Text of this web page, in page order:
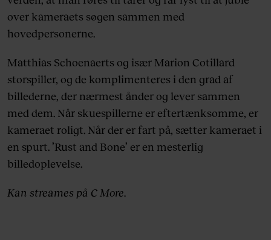
over kameraets søgen sammen med
hovedpersonerne.
Matthias Schoenaerts og især Marion Cotillard
storspiller, og de komplimenteres i den grad af
billederne, der nærmest ånder og lever sammen
med dem. Når skuespillerne er eftertænksomme, er
kameraet roligt. Når der er fart på, sætter kameraet i
en spurt. ’Rust and Bone’ er en mesterlig
billedoplevelse.
Kan streames på C More.